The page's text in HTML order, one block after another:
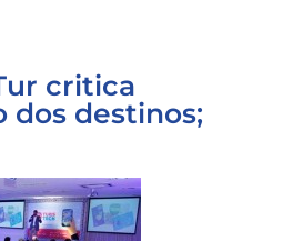
critica
dos destinos;